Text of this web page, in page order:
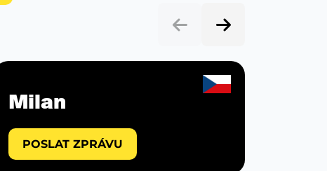
Milan
POSLAT ZPRÁVU